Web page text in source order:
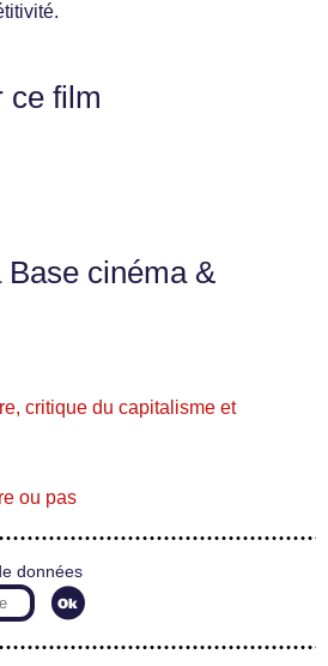
ce film
Base cinéma &
critique du capitalisme et
ou pas
données